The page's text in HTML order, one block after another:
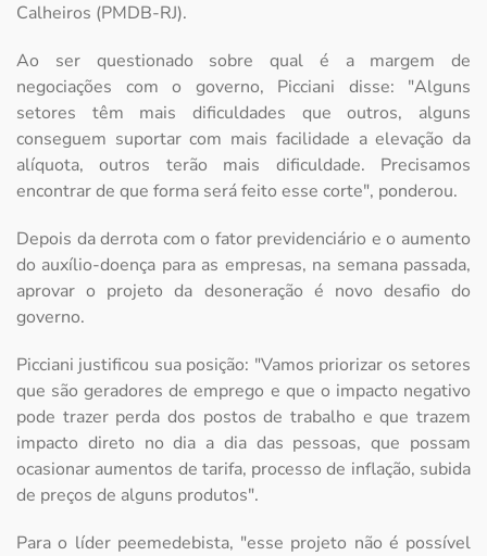
Calheiros (PMDB-RJ).
Ao ser questionado sobre qual é a margem de
negociações com o governo, Picciani disse: "Alguns
setores têm mais dificuldades que outros, alguns
conseguem suportar com mais facilidade a elevação da
alíquota, outros terão mais dificuldade. Precisamos
encontrar de que forma será feito esse corte", ponderou.
Depois da derrota com o fator previdenciário e o aumento
do auxílio-doença para as empresas, na semana passada,
aprovar o projeto da desoneração é novo desafio do
governo.
Picciani justificou sua posição: "Vamos priorizar os setores
que são geradores de emprego e que o impacto negativo
pode trazer perda dos postos de trabalho e que trazem
impacto direto no dia a dia das pessoas, que possam
ocasionar aumentos de tarifa, processo de inflação, subida
de preços de alguns produtos".
Para o líder peemedebista, "esse projeto não é possível